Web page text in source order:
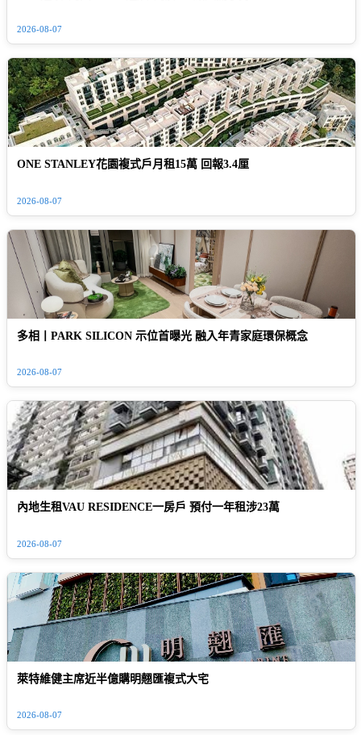
2026-08-07
ONE STANLEY花園複式戶月租15萬 回報3.4厘
2026-08-07
多相丨PARK SILICON 示位首曝光 融入年青家庭環保概念
2026-08-07
內地生租VAU RESIDENCE一房戶 預付一年租涉23萬
2026-08-07
萊特維健主席近半億購明翹匯複式大宅
2026-08-07